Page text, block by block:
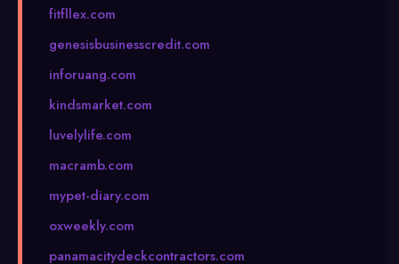
fitfllex.com
genesisbusinesscredit.com
inforuang.com
kindsmarket.com
luvelylife.com
macramb.com
mypet-diary.com
oxweekly.com
panamacitydeckcontractors.com